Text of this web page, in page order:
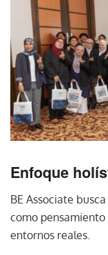
Enfoque
BE Associate
como
entornos reales.